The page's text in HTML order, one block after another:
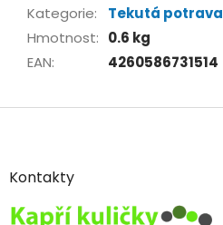
Kategorie:
Tekutá potrava
Hmotnost: 0.6 kg
EAN: 4260586731514
Z
aKontakty